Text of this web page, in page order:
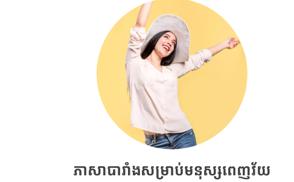
ភាសាបារាំងសម្រាប់មនុស្សពេញវ័យ